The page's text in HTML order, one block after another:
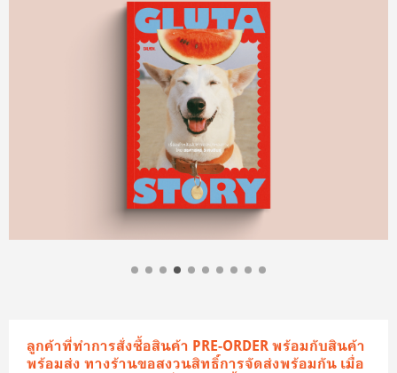
ลูกค้าที่ทำการสั่งซื้อสินค้า PRE-ORDER พร้อมกับสินค้า
พร้อมส่ง ทางร้านขอสงวนสิทธิ์การจัดส่งพร้อมกัน เมื่อ